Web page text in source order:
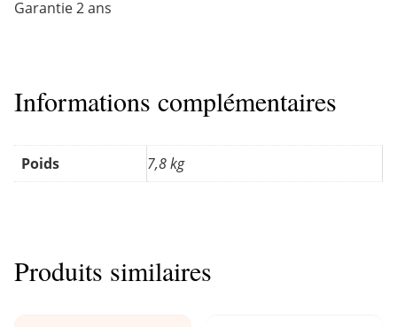
Garantie 2 ans
Informations complémentaires
Poids 7,8 kg
Produits similaires